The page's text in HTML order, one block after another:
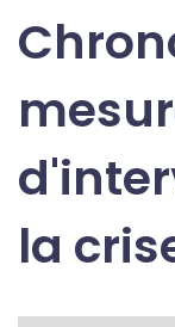
la